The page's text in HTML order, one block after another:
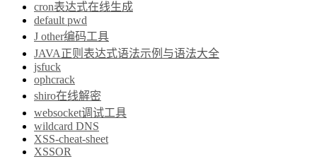
cron表达式在线生成
default pwd
J other编码工具
JAVA正则表达式语法示例与语法大全
jsfuck
ophcrack
shiro在线解密
websocket调试工具
wildcard DNS
XSS-cheat-sheet
XSSOR